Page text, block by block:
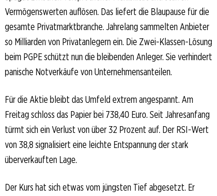
Vermögenswerten auflösen. Das liefert die Blaupause für die
gesamte Privatmarktbranche. Jahrelang sammelten Anbieter
so Milliarden von Privatanlegern ein. Die Zwei-Klassen-Lösung
beim PGPE schützt nun die bleibenden Anleger. Sie verhindert
panische Notverkäufe von Unternehmensanteilen.
Für die Aktie bleibt das Umfeld extrem angespannt. Am
Freitag schloss das Papier bei 738,40 Euro. Seit Jahresanfang
türmt sich ein Verlust von über 32 Prozent auf. Der RSI-Wert
von 38,8 signalisiert eine leichte Entspannung der stark
überverkauften Lage.
Der Kurs hat sich etwas vom jüngsten Tief abgesetzt. Er